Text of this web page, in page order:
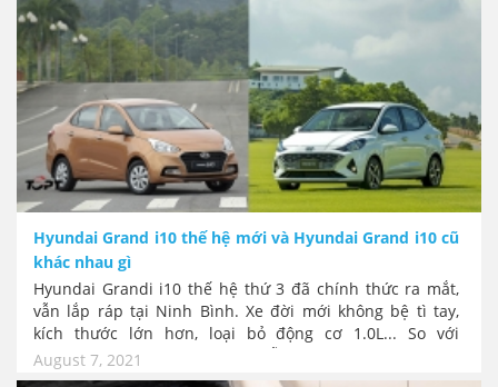
Hyundai Grand i10 thế hệ mới và Hyundai Grand i10 cũ
khác nhau gì
Hyundai Grandi i10 thế hệ thứ 3 đã chính thức ra mắt,
vẫn lắp ráp tại Ninh Bình. Xe đời mới không bệ tì tay,
kích thước lớn hơn, loại bỏ động cơ 1.0L... So với
Hyundai i10 cũ, thế hệ mới vẫn có đủ bản sedan và
hatchback. Nhưng có thêm khá nhiều trang bị lần đầu
August 7, 2021